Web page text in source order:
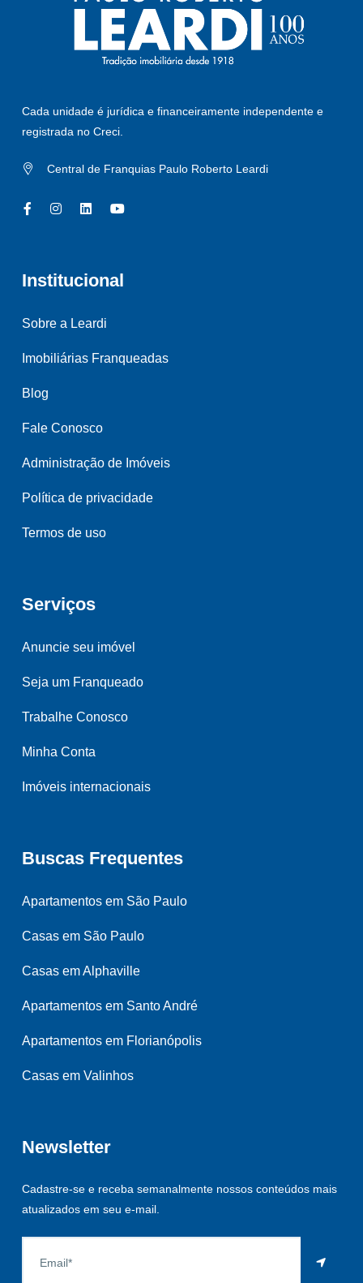
Cada unidade é jurídica e financeiramente independente e
registrada no Creci.
Central de Franquias Paulo Roberto Leardi
Institucional
Sobre a Leardi
Imobiliárias Franqueadas
Blog
Fale Conosco
Administração de Imóveis
Política de privacidade
Termos de uso
Serviços
Anuncie seu imóvel
Seja um Franqueado
Trabalhe Conosco
Minha Conta
Imóveis internacionais
Buscas Frequentes
Apartamentos em São Paulo
Casas em São Paulo
Casas em Alphaville
Apartamentos em Santo André
Apartamentos em Florianópolis
Casas em Valinhos
Newsletter
Cadastre-se e receba semanalmente nossos conteúdos mais
atualizados em seu e-mail.